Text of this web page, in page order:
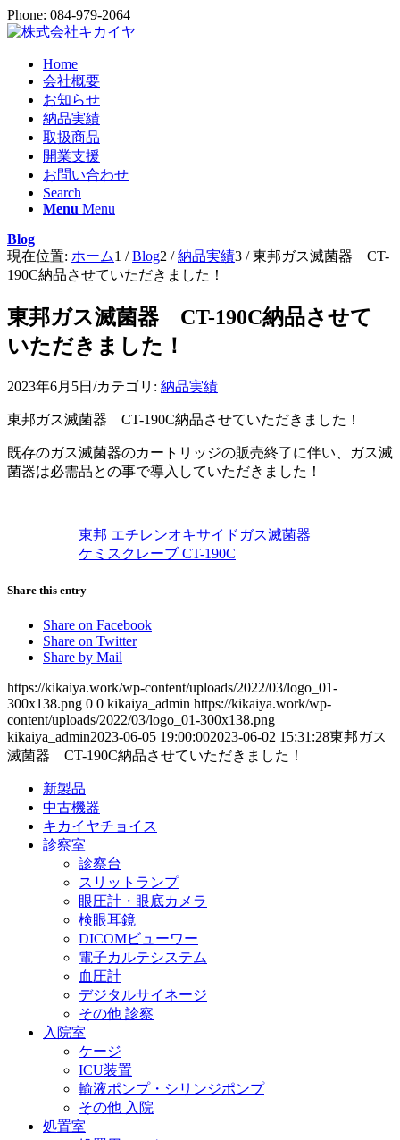
Phone: 084-979-2064
Home
会社概要
お知らせ
納品実績
取扱商品
開業支援
お問い合わせ
Search
Menu Menu
Blog
現在位置: ホーム1 / Blog2 / 納品実績3 / 東邦ガス滅菌器 CT-
190C納品させていただきました！
東邦ガス滅菌器 CT-190C納品させて
いただきました！
2023年6月5日 /カテゴリ: 納品実績
東邦ガス滅菌器 CT-190C納品させていただきました！
既存のガス滅菌器のカートリッジの販売終了に伴い、ガス滅
菌器は必需品との事で導入していただきました！
東邦 エチレンオキサイドガス滅菌器
ケミスクレーブ CT-190C
Share this entry
Share on Facebook
Share on Twitter
Share by Mail
https://kikaiya.work/wp-content/uploads/2022/03/logo_01-
300x138.png 0 0 kikaiya_admin https://kikaiya.work/wp-
content/uploads/2022/03/logo_01-300x138.png
kikaiya_admin2023-06-05 19:00:002023-06-02 15:31:28東邦ガス
滅菌器 CT-190C納品させていただきました！
新製品
中古機器
キカイヤチョイス
診察室
診察台
スリットランプ
眼圧計・眼底カメラ
検眼耳鏡
DICOMビューワー
電子カルテシステム
血圧計
デジタルサイネージ
その他 診察
入院室
ケージ
ICU装置
輸液ポンプ・シリンジポンプ
その他 入院
処置室